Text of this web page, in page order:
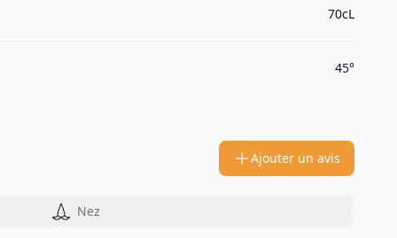
70cL
45°
Ajouter un avis
Nez